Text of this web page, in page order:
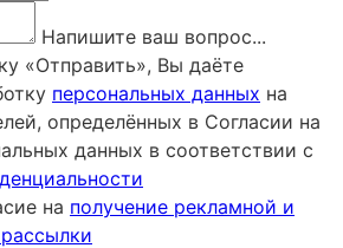
Напишите ваш вопрос...
«Отправить», Вы даёте
персональных данных на
определённых в Согласии на
данных в соответствии с
на получение рекламной и